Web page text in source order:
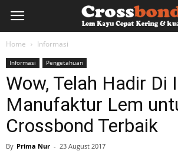
lemkayu.net
Lem
Home Informasi
Informasi Pengetahuan
Wow, Telah Hadir Di
Manufaktur Lem
Crossbond Terbaik
By Prima Nur - 23 August 2017